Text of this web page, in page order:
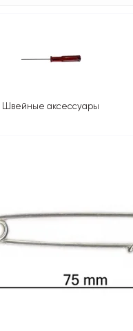
Швейные аксессуары